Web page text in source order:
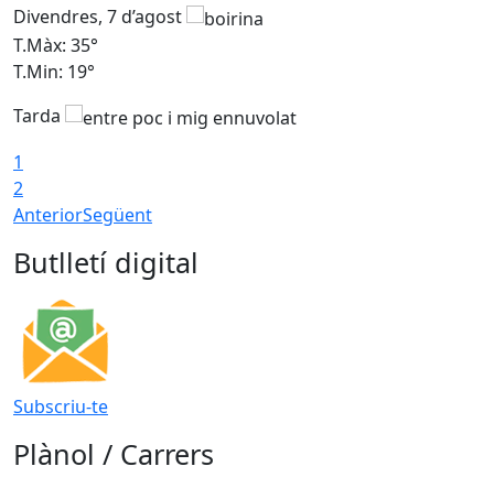
Divendres, 7 d’agost
T.Màx: 35°
T.Min: 19°
Tarda
1
2
AnteriorSegüent
Butlletí digital
Subscriu-te
Plànol / Carrers